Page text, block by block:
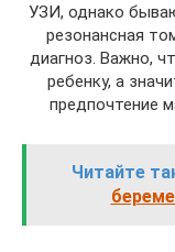
УЗИ, однако
резонансная
диагноз. Важно,
ребенку, а
предпочтение
Читайте